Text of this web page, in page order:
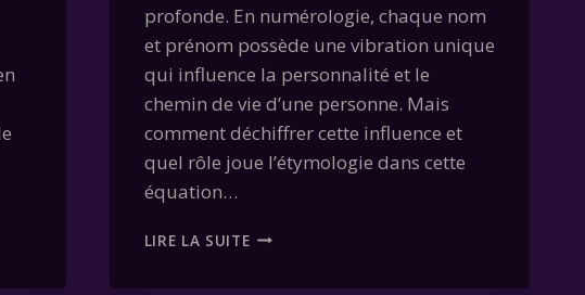
profonde. En numérologie, chaque nom
et prénom possède une vibration unique
qui influence la personnalité et le
chemin de vie d’une personne. Mais
comment déchiffrer cette influence et
quel rôle joue l’étymologie dans cette
équation…
LIRE LA SUITENUMÉROLOGIE,